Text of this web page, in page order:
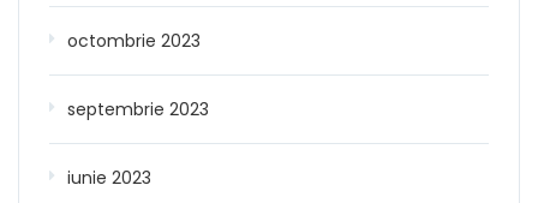
octombrie 2023
septembrie 2023
iunie 2023